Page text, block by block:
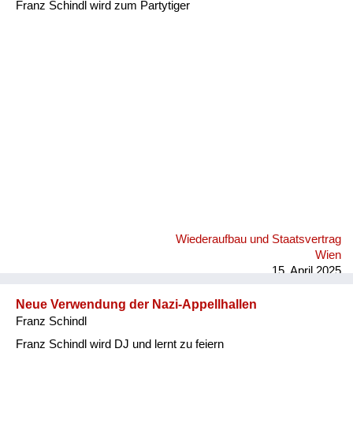
Franz Schindl wird zum Partytiger
Wiederaufbau und Staatsvertrag
Wien
15. April 2025
Neue Verwendung der Nazi-Appellhallen
Franz Schindl
Franz Schindl wird DJ und lernt zu feiern